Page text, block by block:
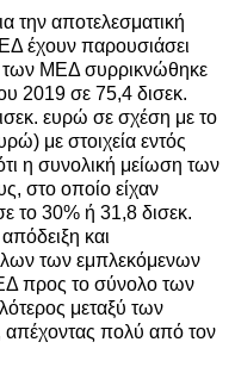
την αποτελεσματική
έχουν παρουσιάσει
των ΜΕΔ συρρικνώθηκε
2019 σε 75,4 δισεκ.
ευρώ σε σχέση με το
με στοιχεία εντός
η συνολική μείωση των
στο οποίο είχαν
το 30% ή 31,8 δισεκ.
και
των εμπλεκόμενων
προς το σύνολο των
μεταξύ των
πολύ από τον